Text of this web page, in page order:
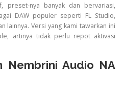
preset-nya banyak dan bervariasi,
DAW populer seperti FL Studio,
lainnya. Versi yang kami tawarkan ini
artinya tidak perlu repot aktivasi
Nembrini Audio NA